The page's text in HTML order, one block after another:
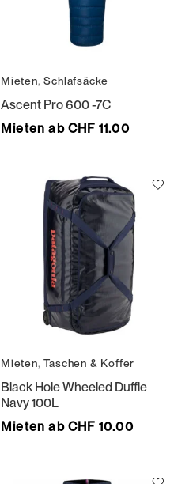
Mieten,Schlafsäcke
Ascent Pro 600 -7C
Mieten ab CHF 11.00
Mieten,Taschen & Koffer
Black Hole Wheeled Duffle
Navy 100L
Mieten ab CHF 10.00